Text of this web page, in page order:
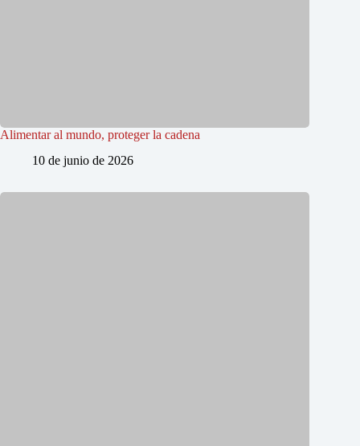
Alimentar al mundo, proteger la cadena
10 de junio de 2026